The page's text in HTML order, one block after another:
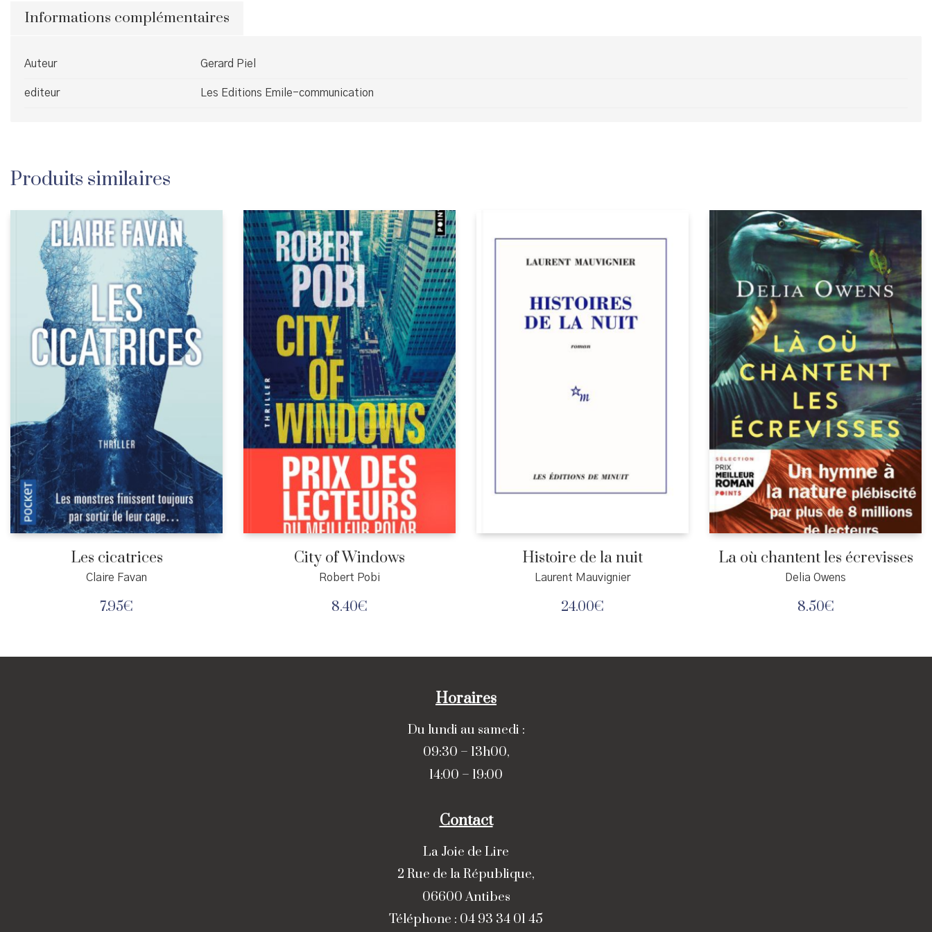
Informations complémentaires
Auteur Gerard Piel
editeur Les Editions Emile-communication
Produits similaires
Les cicatrices
Claire Favan
7.95€
City of Windows
Robert Pobi
8.40€
Histoire de la nuit
Laurent Mauvignier
24.00€
La où chantent les écrevisses
Delia Owens
8.50€
Horaires
Du lundi au samedi :
09:30 – 13h00,
14:00 – 19:00
Contact
La Joie de Lire
2 Rue de la République,
06600 Antibes
Téléphone : 04 93 34 01 45